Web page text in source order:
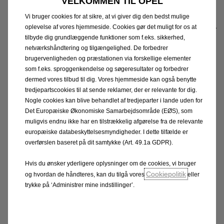
mobilitet, men også vores mål om at blive et fuld-
elektrisk bilmærke i Europa i 2028. I år vil vi have 15
elektrificerede modeller i vores portefølje og kan stolt
sige, at Opel er elektrisk”.
”Blitz”-logoet repræsenterer visuelt vores
designfilosofi. Lynet er blevet gjort skarpere og
rammer mere selvsikkert logoets trimmede ydre ring
og giver et mere progressivt og moderne udseende.
Det nye logo er stolt placeret i midten af vores
”Compass”, navnet på vores centrale designprincip i
vores designfilosofi. ”Compass” er rygraden i vores
front- og bagendedesignelementer”, beskriver Mark
Adams, Vice President Design.
Vi bruger cookies for at sikre, at vi giver dig den bedst mulige
oplevelse af vores hjemmeside. Cookies gør det muligt for os at
tilbyde dig grundlæggende funktioner som f.eks. sikkerhed,
netværkshåndtering og tilgængelighed. De forbedrer
brugervenligheden og præstationen via forskellige elementer
som f.eks. sproggenkendelse og søgeresultater og forbedrer
dermed vores tilbud til dig. Vores hjemmeside kan også benytte
tredjepartscookies til at sende reklamer, der er relevante for dig.
Nogle cookies kan blive behandlet af tredjeparter i lande uden for
Det Europæiske Økonomiske Samarbejdsområde (EØS), som
muligvis endnu ikke har en tilstrækkelig afgørelse fra de relevante
europæiske databeskyttelsesmyndigheder. I dette tilfælde er
overførslen baseret på dit samtykke (Art. 49.1a GDPR).
Hvis du ønsker yderligere oplysninger om de cookies, vi bruger
og hvordan de håndteres, kan du tilgå vores Cookiepolitik eller
trykke på ‘Administrer mine indstillinger’.